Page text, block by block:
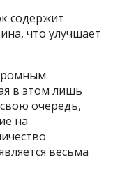
содержит
что улучшает
в этом лишь
очередь,
на
весьма